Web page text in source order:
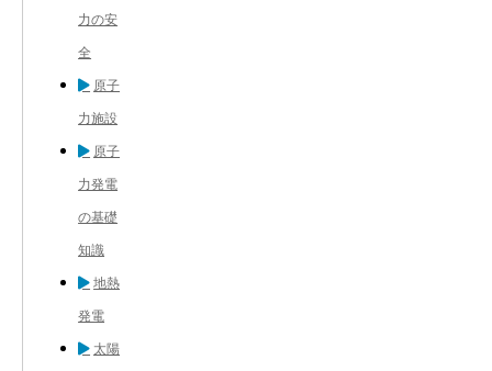
力の安
全
原子
力施設
原子
力発電
の基礎
知識
地熱
発電
太陽